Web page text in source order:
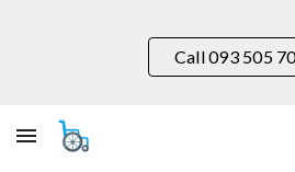
Skip to main content
Call 093 505